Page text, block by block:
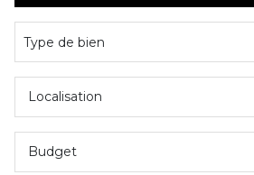
De l'immo pro
Type de bien
Budget